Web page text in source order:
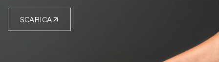
SCARICA